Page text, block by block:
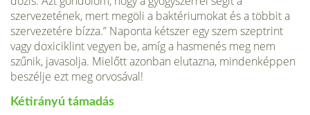
szervezetének, mert megöli a baktériumokat és a többit a
szervezetére bízza.” Naponta kétszer egy szem szeptrint
vagy doxiciklint ve­gyen be, amíg a hasmenés meg nem
szűnik, javasolja. Mielőtt azonban elutaz­na, mindenképpen
beszélje ezt meg orvosával!
Kétirányú támadás